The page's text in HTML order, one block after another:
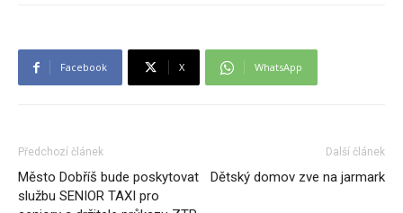
Facebook X WhatsApp
Předchozí článek
Město Dobříš bude poskytovat
službu SENIOR TAXI pro
Další článek
Dětský domov zve na jarmark